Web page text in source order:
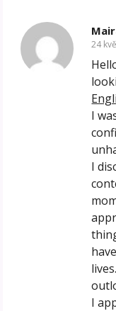
24
I
I
I